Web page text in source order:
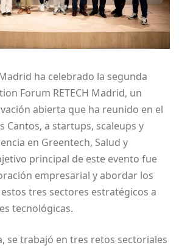
ha celebrado la segunda
Forum RETECH Madrid, un
abierta que ha reunido en el
Cantos, a startups, scaleups y
en Greentech, Salud y
principal de este evento fue
empresarial y abordar los
tres sectores estratégicos a
tecnológicas.
se trabajó en tres retos sectoriales